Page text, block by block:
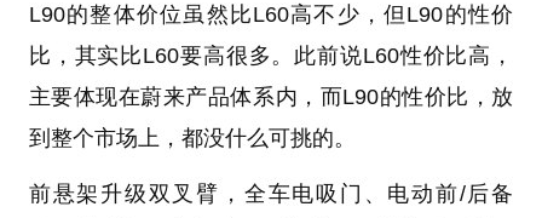
L90的整体价位虽然比L60高不少，但L90的性价
比，其实比L60要高很多。此前说L60性价比高，
主要体现在蔚来产品体系内，而L90的性价比，放
到整个市场上，都没什么可挑的。
前悬架升级双叉臂，全车电吸门、电动前/后备